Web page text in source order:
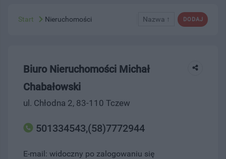
DODAJ
Nazwa ↑
Start Nieruchomości
Biuro Nieruchomości Michał
Chabałowski
ul. Chłodna 2, 83-110 Tczew
501334543,(58)7772944
E-mail: widoczny po zalogowaniu się